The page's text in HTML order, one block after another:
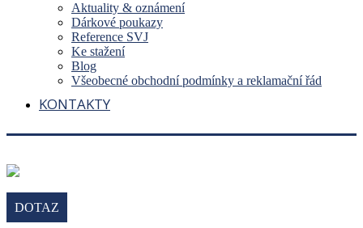
Aktuality & oznámení
Dárkové poukazy
Reference SVJ
Ke stažení
Blog
Všeobecné obchodní podmínky a reklamační řád
KONTAKTY
DOTAZ